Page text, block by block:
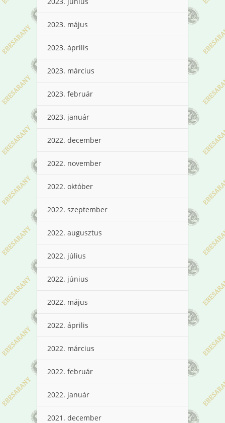
2023. május
2023. április
2023. március
2023. február
2023. január
2022. december
2022. november
2022. október
2022. szeptember
2022. augusztus
2022. július
2022. június
2022. május
2022. április
2022. március
2022. február
2022. január
2021. december